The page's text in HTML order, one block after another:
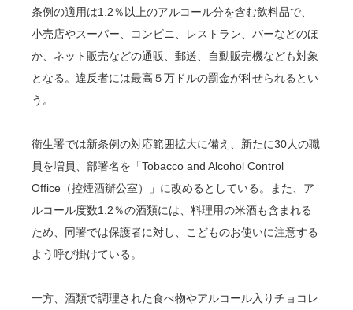
条例の適用は1.2％以上のアルコール分を含む飲料品で、
小売店やスーパー、コンビニ、レストラン、バーなどのほ
か、ネット販売などの通販、郵送、自動販売機なども対象
となる。違反者には最高５万ドルの罰金が科せられるとい
う。
衛生署では新条例の対応範囲拡大に備え、新たに30人の職
員を増員、部署名を「Tobacco and Alcohol Control
Office（控煙酒辦公室）」に改めるとしている。また、ア
ルコール度数1.2％の酒類には、料理用の米酒も含まれる
ため、同署では保護者に対し、こどものお使いに注意する
よう呼び掛けている。
一方、酒類で調理された食べ物やアルコール入りチョコレ